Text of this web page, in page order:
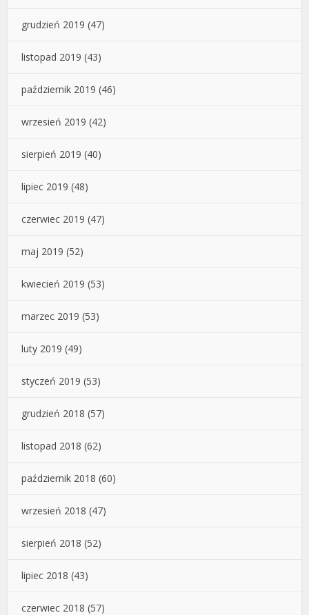
grudzień 2019 (47)
listopad 2019 (43)
październik 2019 (46)
wrzesień 2019 (42)
sierpień 2019 (40)
lipiec 2019 (48)
czerwiec 2019 (47)
maj 2019 (52)
kwiecień 2019 (53)
marzec 2019 (53)
luty 2019 (49)
styczeń 2019 (53)
grudzień 2018 (57)
listopad 2018 (62)
październik 2018 (60)
wrzesień 2018 (47)
sierpień 2018 (52)
lipiec 2018 (43)
czerwiec 2018 (57)